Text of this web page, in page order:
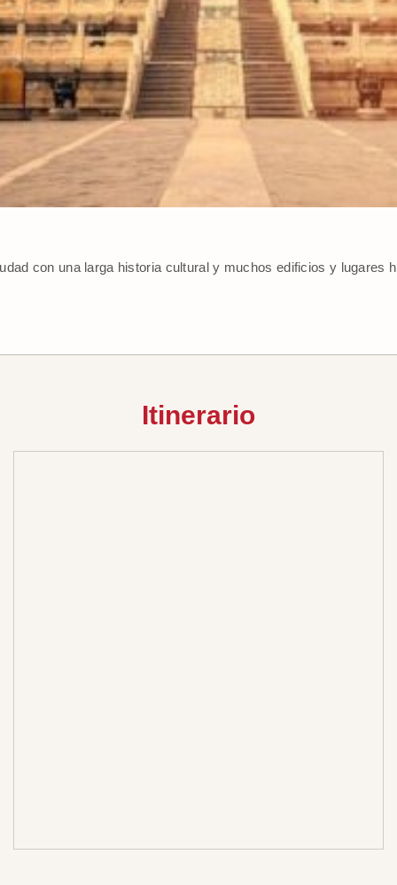
con una larga historia cultural y muchos edificios y lugares
Itinerario